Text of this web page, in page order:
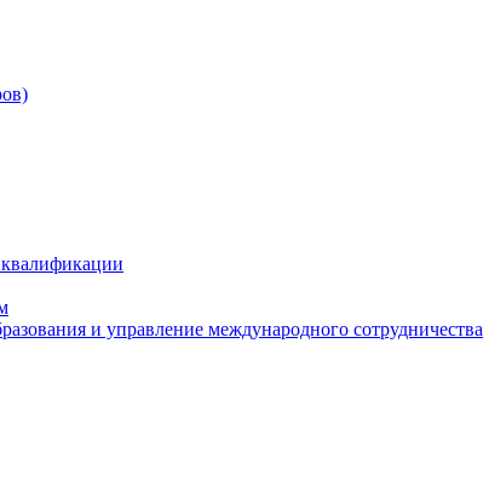
и управление международного сотрудничества